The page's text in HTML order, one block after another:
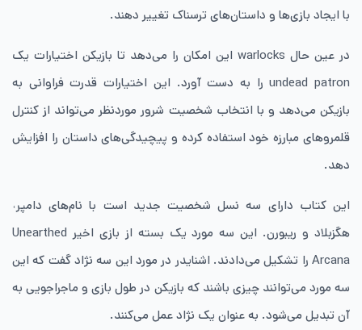
با ایجاد بازی‌ها و داستان‌های ترسناک تغییر دهند.
در عین حال warlocks این امکان را می‌دهد تا بازیکن اختیارات یک
undead patron را به دست ‌آورد. این اختیارات قدرت فراوانی به
بازیکن می‌دهد و با انتخاب شخصیت شرور موردنظر می‌تواند از کنترل
قلمروهای مبارزه خود استفاده کرده و پیچیدگی‌های داستان را افزایش
دهد.
این کتاب دارای سه نسل شخصیت جدید است با نام‌های دامپر˓
هگزبلاد و ریبورن. این سه مورد یک بسته از بازی اخیر Unearthed
Arcana را تشکیل می‌دادند. اشنایدر در مورد این سه نژاد گفت که این
سه مورد می‌توانند چیزی باشند که بازیکن در طول بازی و ماجراجویی به
آن تبدیل می‌شود. به عنوان یک نژاد عمل می‌کنند.